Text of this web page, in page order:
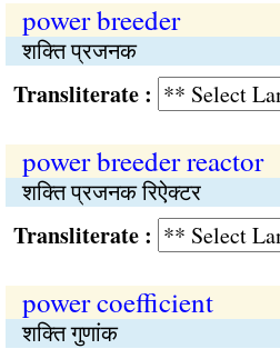
power breeder
शक्ति प्रजनक
:
power breeder reactor
शक्ति प्रजनक रिऐक्टर
:
power coefficient
शक्ति गुणांक